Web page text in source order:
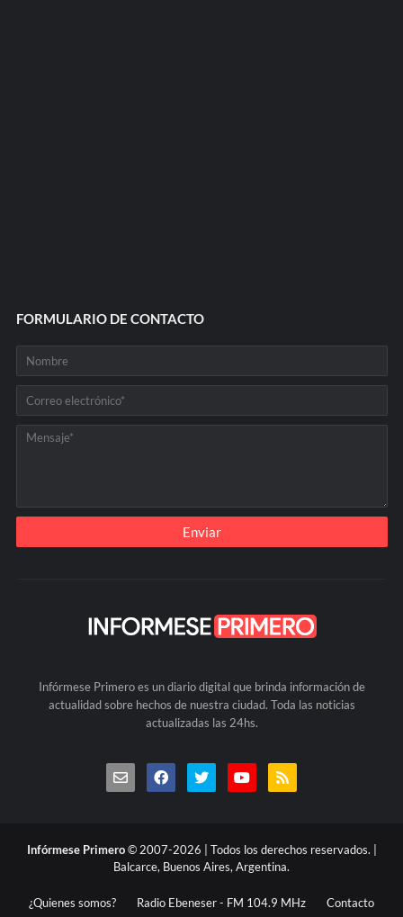
FORMULARIO DE CONTACTO
Infórmese Primero es un diario digital que brinda información de
actualidad sobre hechos de nuestra ciudad. Toda las noticias
actualizadas las 24hs.
Infórmese Primero© 2007-2026 | Todos los derechos reservados. |
Balcarce, Buenos Aires, Argentina.
¿Quienes somos? Radio Ebeneser - FM 104.9 MHz Contacto